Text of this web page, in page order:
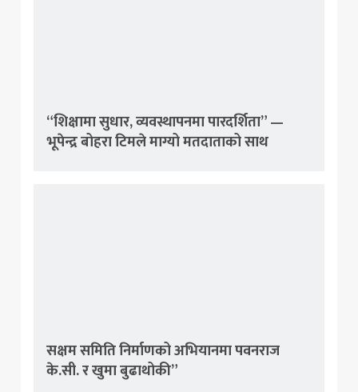
“शिक्षामा सुधार, व्यवस्थापनमा पारदर्शिता” —
भूपेन्द्र बोहरा टिमले माग्यो मतदाताको साथ
सक्षम समिति निर्माणको अभियानमा पवनराज
के.सी. र खुमा बुढाथोकी”